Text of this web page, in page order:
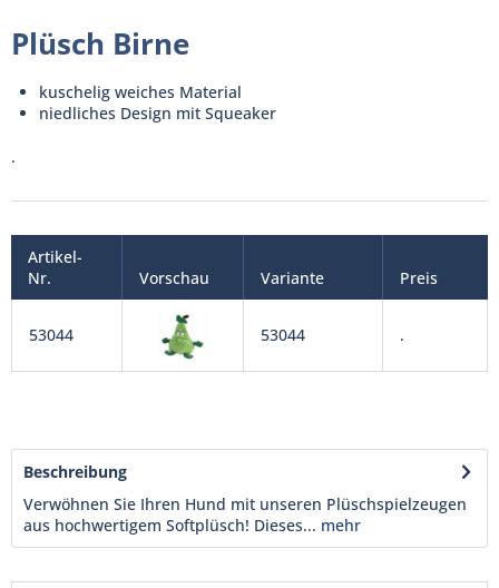
Plüsch Birne
kuschelig weiches Material
niedliches Design mit Squeaker
.
Artikel-
Nr.
Vorschau Variante Preis
53044 53044 .
Beschreibung
Verwöhnen Sie Ihren Hund mit unseren Plüschspielzeugen
aus hochwertigem Softplüsch! Dieses... mehr